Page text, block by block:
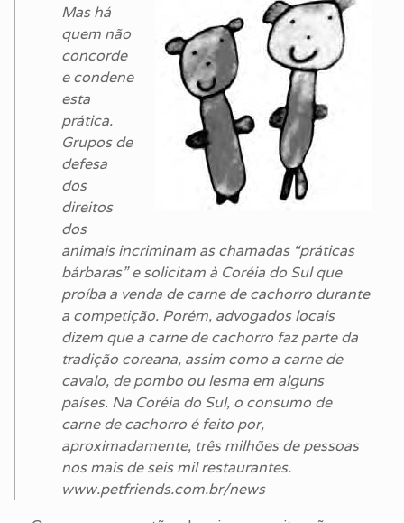
Mas há
quem não
concorde
e condene
esta
prática.
Grupos de
defesa
dos
direitos
dos
animais incriminam as chamadas “práticas
bárbaras” e solicitam à Coréia do Sul que
proíba a venda de carne de cachorro durante
a competição. Porém, advogados locais
dizem que a carne de cachorro faz parte da
tradição coreana, assim como a carne de
cavalo, de pombo ou lesma em alguns
países. Na Coréia do Sul, o consumo de
carne de cachorro é feito por,
aproximadamente, três milhões de pessoas
nos mais de seis mil restaurantes.
www.petfriends.com.br/news